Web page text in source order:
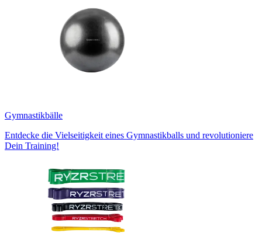
Gymnastikbälle
Entdecke die Vielseitigkeit eines Gymnastikballs und revolutioniere
Dein Training!